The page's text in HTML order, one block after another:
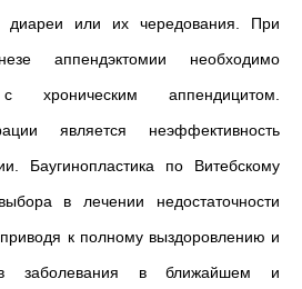
диареи или их чередования. При
аппендэктомии необходимо
хроническим аппендицитом.
является неэффективность
Баугинопластика по Витебскому
в лечении недостаточности
к полному выздоровлению и
заболевания в ближайшем и